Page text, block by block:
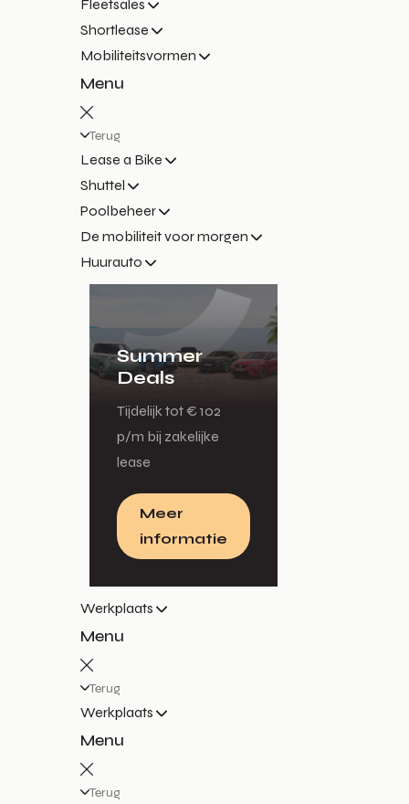
Fleetsales
Shortlease
Mobiliteitsvormen
Menu
Terug
Lease a Bike
Shuttel
Poolbeheer
De mobiliteit voor morgen
Huurauto
Summer
Deals
Tijdelijk tot € 102
p/m bij zakelijke
lease
Meer
informatie
Werkplaats
Menu
Terug
Werkplaats
Menu
Terug